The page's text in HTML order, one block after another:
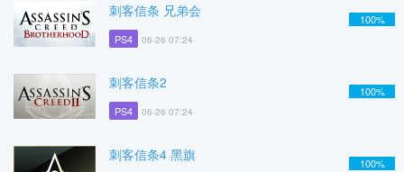
刺客信条 兄弟会
PS4 06-26 07:24
100%
刺客信条2
PS4 06-26 07:24
100%
刺客信条4 黑旗 100%